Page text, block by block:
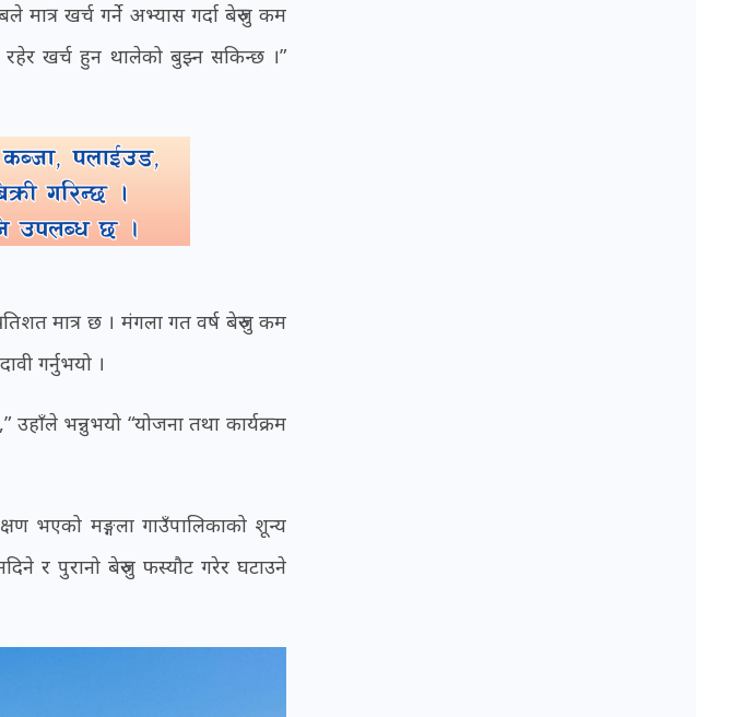
मात्र खर्च गर्ने अभ्यास गर्दा बेरुजु कम
रहेर खर्च हुन थालेको बुझ्न सकिन्छ ।”
मात्र छ । मंगला गत वर्ष बेरुजु कम
गर्नुभयो ।
भन्नुभयो “योजना तथा कार्यक्रम
भएको मङ्गला गाउँपालिकाको शून्य
र पुरानो बेरुजु फस्यौट गरेर घटाउने